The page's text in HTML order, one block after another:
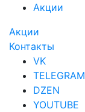
Акции
Акции
Контакты
VK
TELEGRAM
DZEN
YOUTUBE